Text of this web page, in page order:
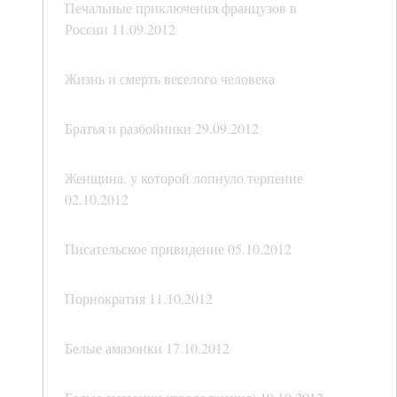
Печальные приключения французов в
России 11.09.2012
Жизнь и смерть веселого человека
Братья и разбойники 29.09.2012
Женщина, у которой лопнуло терпение
02.10.2012
Писательское привидение 05.10.2012
Порнократия 11.10.2012
Белые амазонки 17.10.2012